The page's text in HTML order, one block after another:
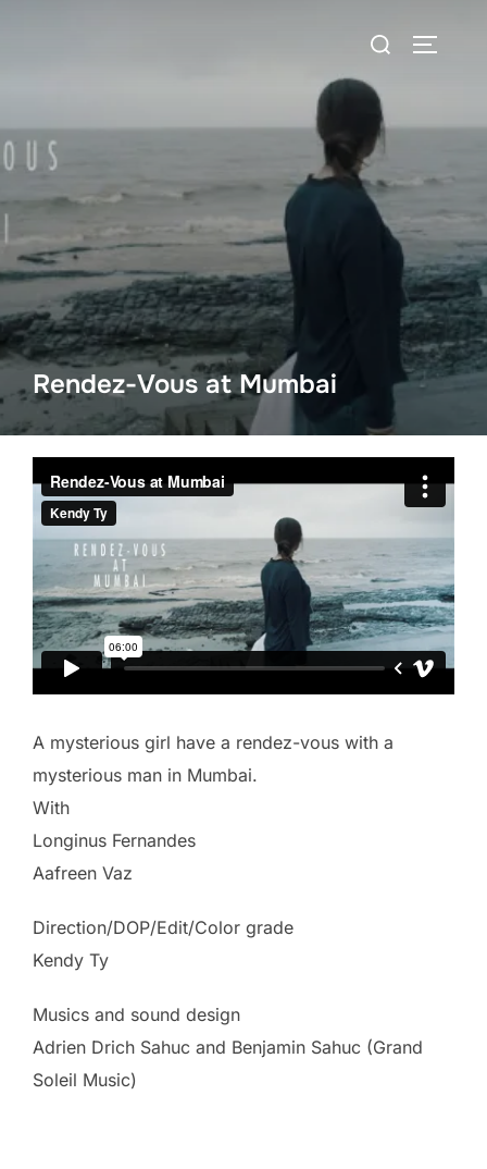
Rendez-Vous at Mumbai
A mysterious girl have a rendez-vous with a
mysterious man in Mumbai.
With
Longinus Fernandes
Aafreen Vaz
Direction/DOP/Edit/Color grade
Kendy Ty
Musics and sound design
Adrien Drich Sahuc and Benjamin Sahuc (Grand
Soleil Music)